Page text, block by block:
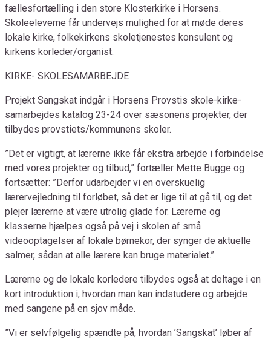
fællesfortælling i den store Klosterkirke i Horsens.
Skoleeleverne får undervejs mulighed for at møde deres
lokale kirke, folkekirkens skoletjenestes konsulent og
kirkens korleder/organist.
KIRKE- SKOLESAMARBEJDE
Projekt Sangskat indgår i Horsens Provstis skole-kirke-
samarbejdes katalog 23-24 over sæsonens projekter, der
tilbydes provstiets/kommunens skoler.
”Det er vigtigt, at lærerne ikke får ekstra arbejde i forbindelse
med vores projekter og tilbud,” fortæller Mette Bugge og
fortsætter: ”Derfor udarbejder vi en overskuelig
lærervejledning til forløbet, så det er lige til at gå til, og det
plejer lærerne at være utrolig glade for. Lærerne og
klasserne hjælpes også på vej i skolen af små
videooptagelser af lokale børnekor, der synger de aktuelle
salmer, sådan at alle lærere kan bruge materialet.”
Lærerne og de lokale korledere tilbydes også at deltage i en
kort introduktion i, hvordan man kan indstudere og arbejde
med sangene på en sjov måde.
”Vi er selvfølgelig spændte på, hvordan ’Sangskat’ løber af